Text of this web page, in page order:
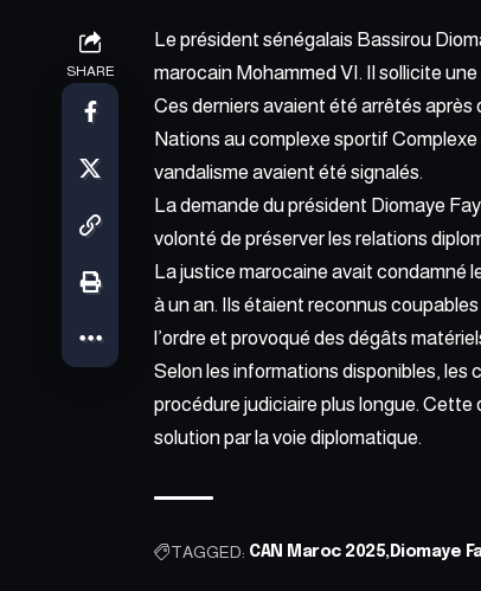
SHARE
Le président sénégalais Bassirou
marocain Mohammed VI. Il sollicite
Ces derniers avaient été arrêtés après
Nations au complexe sportif
vandalisme avaient été signalés.
La demande du président Diomaye
volonté de préserver les relations
La justice marocaine avait condamné
à un an. Ils étaient reconnus
l’ordre et provoqué des dégâts
Selon les informations disponibles, les
procédure judiciaire plus longue.
solution par la voie diplomatique.
TAGGED: CAN Maroc 2025 Diomaye